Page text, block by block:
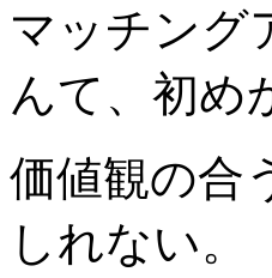
マッチング
んて、初め
価値観の合
しれない。